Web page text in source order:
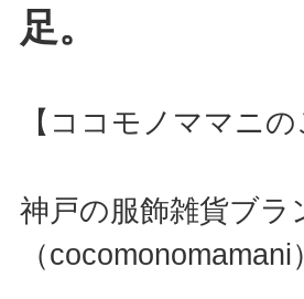
足。
【ココモノママニ
神戸の服飾雑貨ブ
（